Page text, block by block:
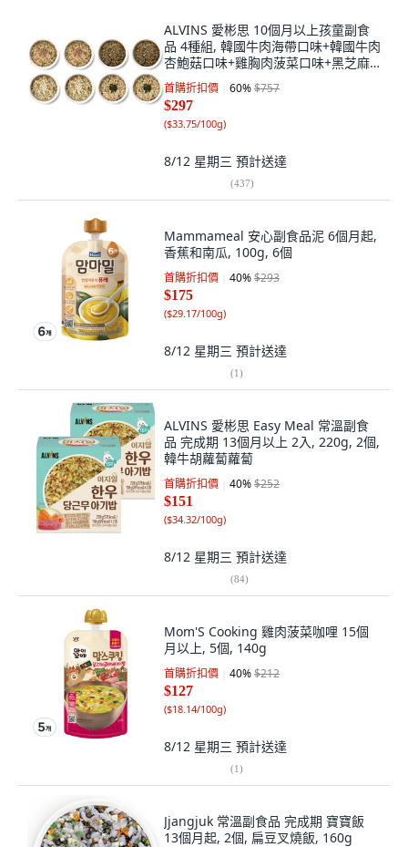
ALVINS 愛彬思 10個月以上孩童副食
品 4種組, 韓國牛肉海帶口味+韓國牛肉
杏鮑菇口味+雞胸肉菠菜口味+黑芝麻
南瓜口味, 110g, 8入
首購折扣價 60%$757
$297
($33.75/100g)
8/12 星期三 預計送達
(437)
Mammameal 安心副食品泥 6個月起,
香蕉和南瓜, 100g, 6個
首購折扣價 40%$293
$175
($29.17/100g)
8/12 星期三 預計送達
(1)
ALVINS 愛彬思 Easy Meal 常溫副食
品 完成期 13個月以上 2入, 220g, 2個,
韓牛胡蘿蔔蘿蔔
首購折扣價 40%$252
$151
($34.32/100g)
8/12 星期三 預計送達
(84)
Mom'S Cooking 雞肉菠菜咖哩 15個
月以上, 5個, 140g
首購折扣價 40%$212
$127
($18.14/100g)
8/12 星期三 預計送達
(1)
Jjangjuk 常溫副食品 完成期 寶寶飯
13個月起, 2個, 扁豆叉燒飯, 160g